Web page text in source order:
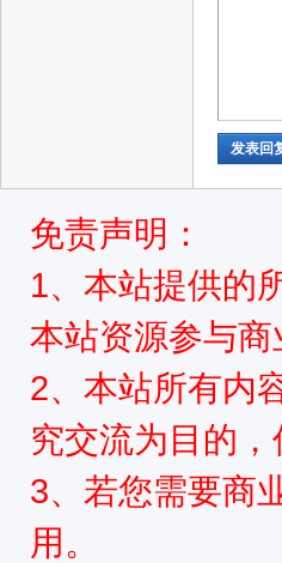
发表回
免责声明：
1、本站提供的
本站资源参与
2、本站所有内
究交流为目的
3、若您需要商
用。